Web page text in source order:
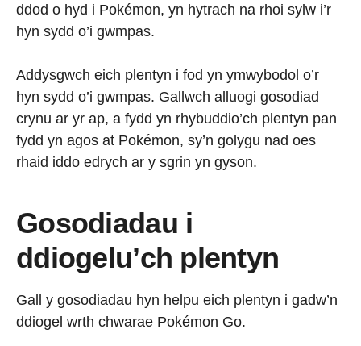
ddod o hyd i Pokémon, yn hytrach na rhoi sylw i’r
hyn sydd o’i gwmpas.
Addysgwch eich plentyn i fod yn ymwybodol o’r
hyn sydd o’i gwmpas. Gallwch alluogi gosodiad
crynu ar yr ap, a fydd yn rhybuddio’ch plentyn pan
fydd yn agos at Pokémon, sy’n golygu nad oes
rhaid iddo edrych ar y sgrin yn gyson.
Gosodiadau i
ddiogelu’ch plentyn
Gall y gosodiadau hyn helpu eich plentyn i gadw’n
ddiogel wrth chwarae Pokémon Go.